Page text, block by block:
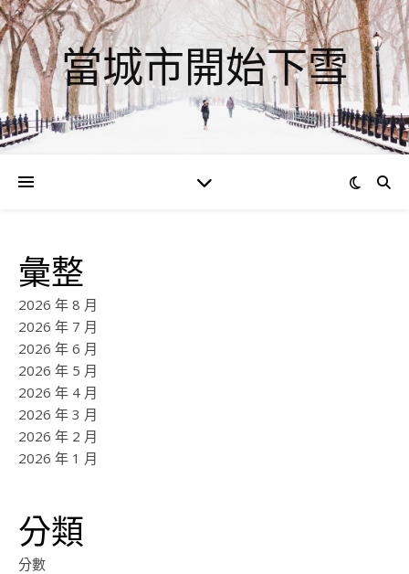
當城市開始下雪
彙整
2026 年 8 月
2026 年 7 月
2026 年 6 月
2026 年 5 月
2026 年 4 月
2026 年 3 月
2026 年 2 月
2026 年 1 月
分類
分數